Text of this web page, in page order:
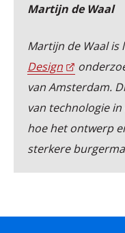
Martijn de Waal
Martijn de Waal is
Design
van Amsterdam.
van technologie
hoe het ontwerp
sterkere